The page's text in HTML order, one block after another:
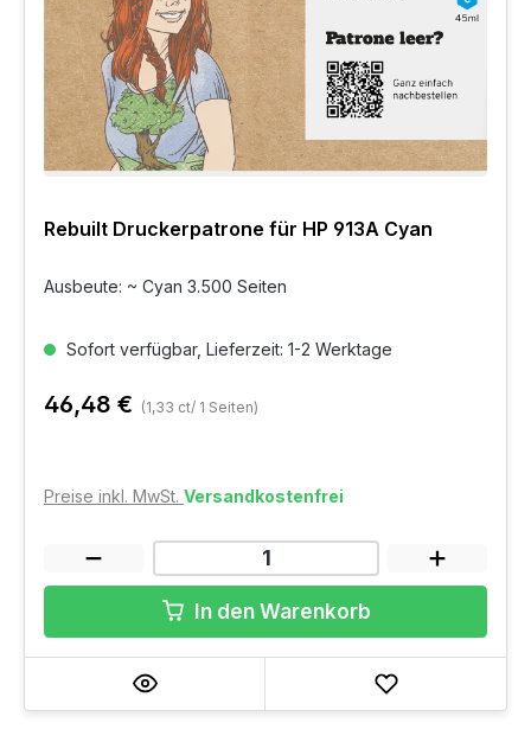
Rebuilt Druckerpatrone für HP 913A Cyan
Ausbeute: ~ Cyan 3.500 Seiten
Sofort verfügbar, Lieferzeit: 1-2 Werktage
46,48 € (1,33 ct/ 1 Seiten)
Preise inkl. MwSt. Versandkostenfrei
In den Warenkorb